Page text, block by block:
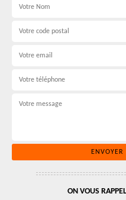
ON VOUS